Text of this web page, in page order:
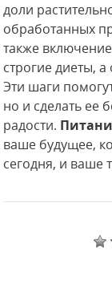
доли
обработанных
также
строгие диеты,
Эти шаги
но и сделать ее
радости.
ваше будущее,
сегодня, и ваше